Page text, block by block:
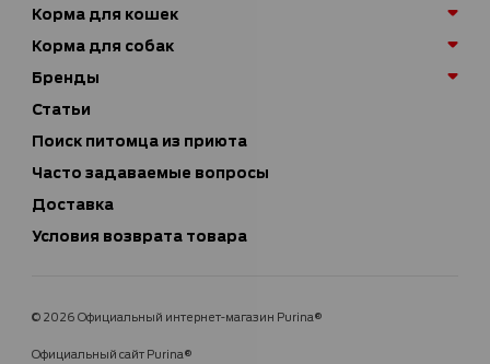
Корма для кошек
Корма для собак
Бренды
Статьи
Поиск питомца из приюта
Часто задаваемые вопросы
Доставка
Условия возврата товара
© 2026 Официальный интернет-магазин Purina®
Официальный сайт Purina®